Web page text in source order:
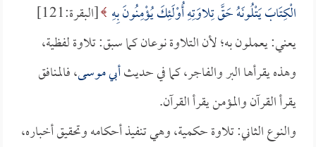
الْكِتَابَ يَتْلُونَهُ حَقَّ تِلاوَتِهِ أُوْلَئِكَ يُؤْمِنُونَ بِهِ
[البقرة:121]
يعني: يعملون به؛ لأن التلاوة نوعان كما سبق: تلاوة لفظية،
وهذه يقرأها البر والفاجر، كما في حديثأبي موسى، فالمنافق
يقرأ القرآن والمؤمن يقرأ القرآن.
والنوع الثاني: تلاوة حكمية، وهي تنفيذ أحكامه وتحقيق أخباره،